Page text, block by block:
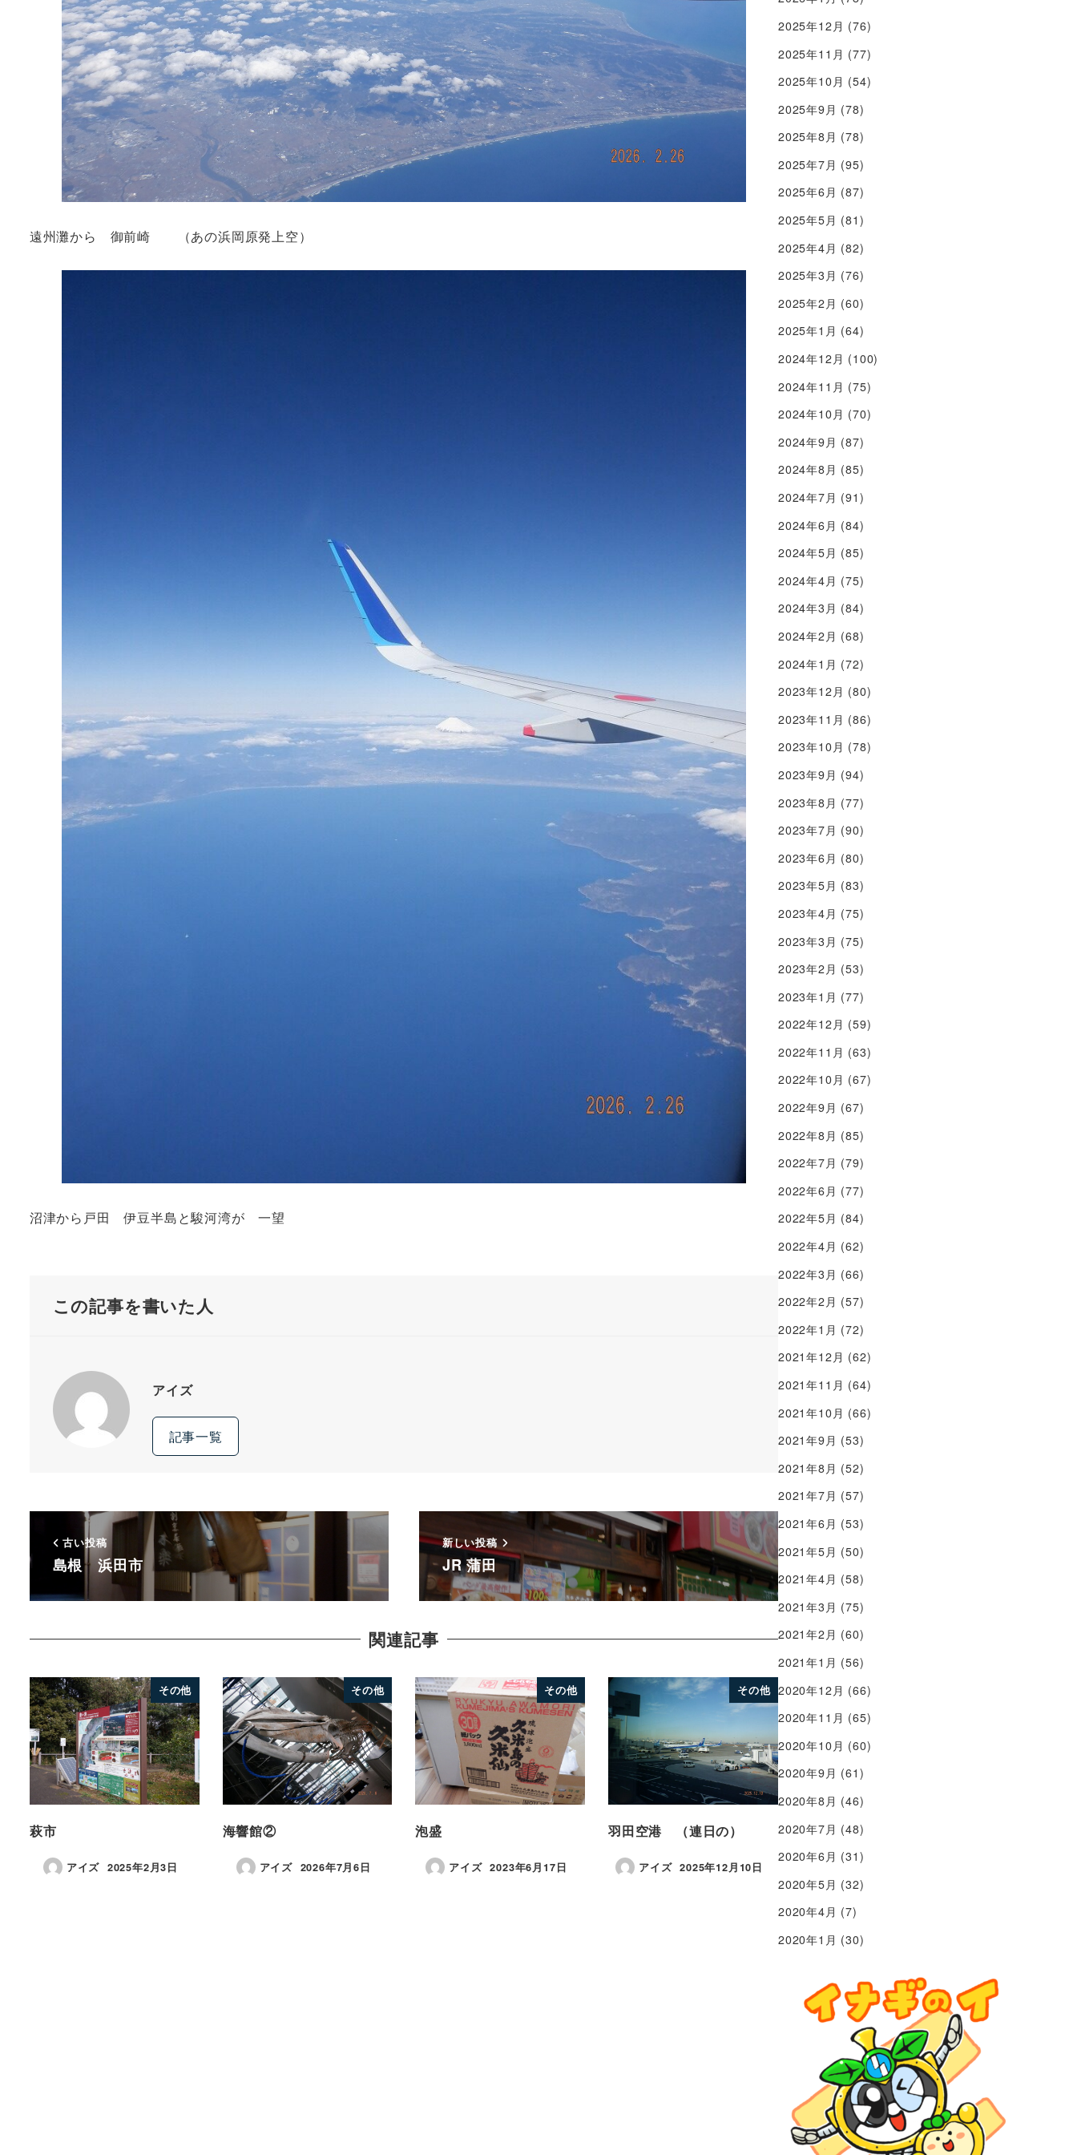
遠州灘から 御前崎 （あの浜岡原発上空）
沼津から戸田 伊豆半島と駿河湾が 一望
この記事を書いた人
アイズ
記事一覧
古い投稿
島根 浜田市
新しい投稿
JR 蒲田
関連記事
その他
萩市
アイズ 2025年2月3日
その他
海響館②
アイズ 2026年7月6日
その他
泡盛
アイズ 2023年6月17日
その他
羽田空港 （連日の）
アイズ 2025年12月10日
2025年12月 (76)
2025年11月 (77)
2025年10月 (54)
2025年9月 (78)
2025年8月 (78)
2025年7月 (95)
2025年6月 (87)
2025年5月 (81)
2025年4月 (82)
2025年3月 (76)
2025年2月 (60)
2025年1月 (64)
2024年12月 (100)
2024年11月 (75)
2024年10月 (70)
2024年9月 (87)
2024年8月 (85)
2024年7月 (91)
2024年6月 (84)
2024年5月 (85)
2024年4月 (75)
2024年3月 (84)
2024年2月 (68)
2024年1月 (72)
2023年12月 (80)
2023年11月 (86)
2023年10月 (78)
2023年9月 (94)
2023年8月 (77)
2023年7月 (90)
2023年6月 (80)
2023年5月 (83)
2023年4月 (75)
2023年3月 (75)
2023年2月 (53)
2023年1月 (77)
2022年12月 (59)
2022年11月 (63)
2022年10月 (67)
2022年9月 (67)
2022年8月 (85)
2022年7月 (79)
2022年6月 (77)
2022年5月 (84)
2022年4月 (62)
2022年3月 (66)
2022年2月 (57)
2022年1月 (72)
2021年12月 (62)
2021年11月 (64)
2021年10月 (66)
2021年9月 (53)
2021年8月 (52)
2021年7月 (57)
2021年6月 (53)
2021年5月 (50)
2021年4月 (58)
2021年3月 (75)
2021年2月 (60)
2021年1月 (56)
2020年12月 (66)
2020年11月 (65)
2020年10月 (60)
2020年9月 (61)
2020年8月 (46)
2020年7月 (48)
2020年6月 (31)
2020年5月 (32)
2020年4月 (7)
2020年1月 (30)